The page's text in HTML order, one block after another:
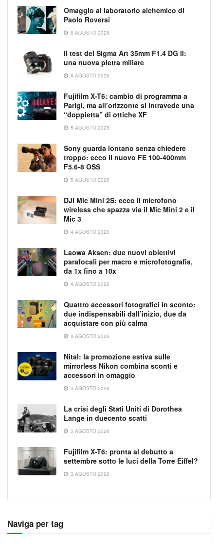
Omaggio al laboratorio alchemico di
Paolo Roversi
6 AGOSTO 2026
Il test del Sigma Art 35mm F1.4 DG II:
una nuova pietra miliare
6 AGOSTO 2026
Fujifilm X-T6: cambio di programma a
Parigi, ma all’orizzonte si intravede una
“doppietta” di ottiche XF
5 AGOSTO 2026
Sony guarda lontano senza chiedere
troppo: ecco il nuovo FE 100-400mm
F5.6-8 OSS
5 AGOSTO 2026
DJI Mic Mini 2S: ecco il microfono
wireless che spazza via il Mic Mini 2 e il
Mic 3
4 AGOSTO 2026
Laowa Aksen: due nuovi obiettivi
parafocali per macro e microfotografia,
da 1x fino a 10x
4 AGOSTO 2026
Quattro accessori fotografici in sconto:
due indispensabili dall’inizio, due da
acquistare con più calma
3 AGOSTO 2026
Nital: la promozione estiva sulle
mirrorless Nikon combina sconti e
accessori in omaggio
3 AGOSTO 2026
La crisi degli Stati Uniti di Dorothea
Lange in duecento scatti
3 AGOSTO 2026
Fujifilm X-T6: pronta al debutto a
settembre sotto le luci della Torre Eiffel?
3 AGOSTO 2026
Naviga per tag